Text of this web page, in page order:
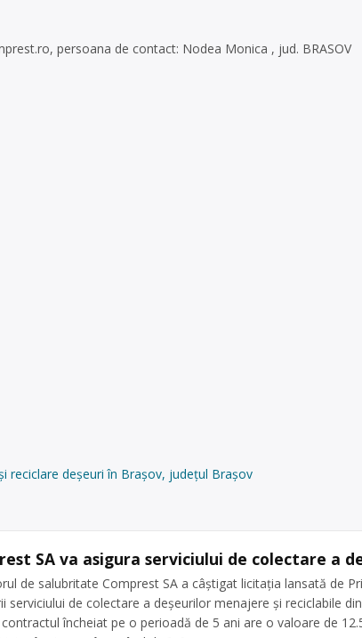
, persoana de contact: Nodea Monica , jud. BRASOV
reciclare deșeuri în Brașov, județul Brașov
SA va asigura serviciului de colectare a
de salubritate Comprest SA a câștigat licitația lansată de
serviciului de colectare a deșeurilor menajere și reciclabile
încheiat pe o perioadă de 5 ani are o valoare de